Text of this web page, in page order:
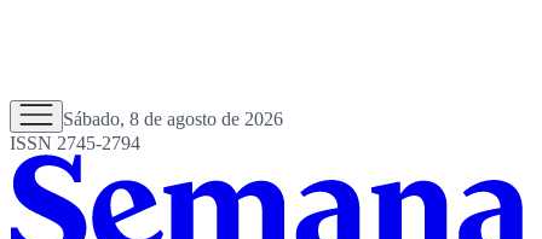
Sábado, 8 de agosto de 2026
ISSN 2745-2794